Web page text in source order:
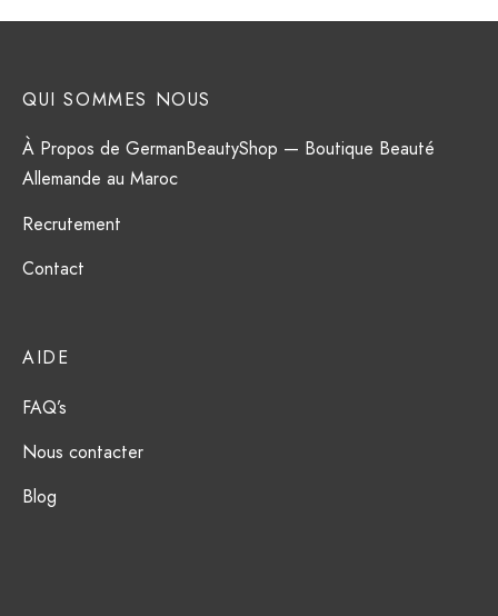
AIDE
FAQ’s
Nous contacter
Blog
QUI SOMMES NOUS
À Propos de GermanBeautyShop — Boutique Beauté
Allemande au Maroc
Recrutement
Contact